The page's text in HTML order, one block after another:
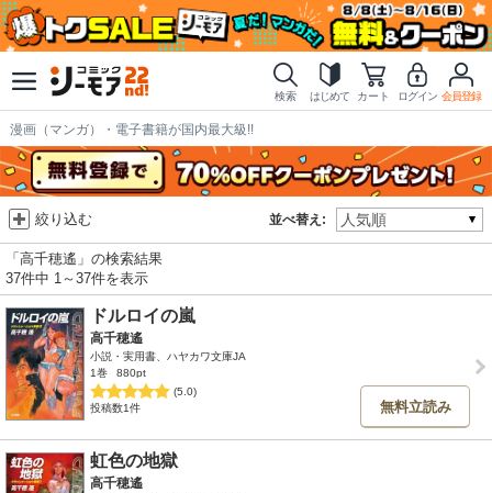
検索 はじめて カート ログイン 会員登録
漫画（マンガ）・電子書籍が国内最大級!!
並べ替え:
絞り込む
「高千穂遙」の検索結果
37件中 1～37件を表示
ドルロイの嵐
高千穂遙
小説・実用書、ハヤカワ文庫JA
1巻
880pt
(5.0)
投稿数1件
無料立読み
虹色の地獄
高千穂遙